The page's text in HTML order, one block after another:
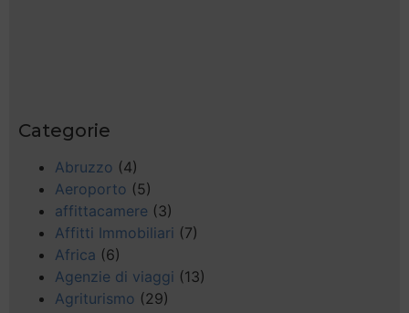
Categorie
Abruzzo (4)
Aeroporto (5)
affittacamere (3)
Affitti Immobiliari (7)
Africa (6)
Agenzie di viaggi (13)
Agriturismo (29)